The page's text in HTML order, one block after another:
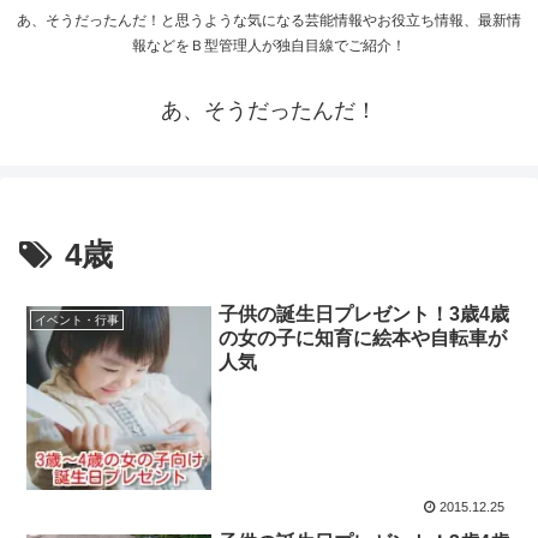
あ、そうだったんだ！と思うような気になる芸能情報やお役立ち情報、最新情
報などをＢ型管理人が独自目線でご紹介！
あ、そうだったんだ！
4歳
イベント・行事
子供の誕生日プレゼント！3歳4歳
の女の子に知育に絵本や自転車が
人気
2015.12.25